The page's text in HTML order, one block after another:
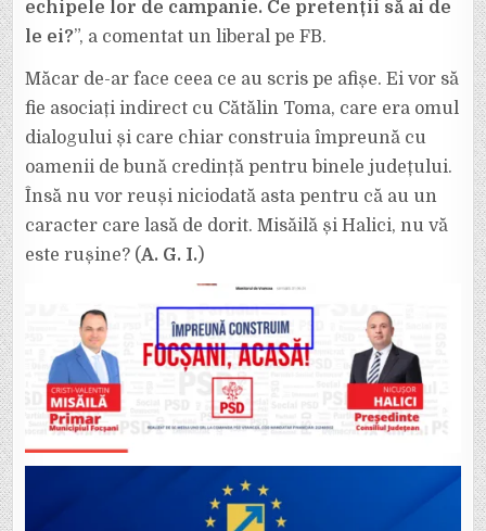
echipele lor de campanie. Ce pretenții să ai de
le ei?”, a comentat un liberal pe FB.
Măcar de-ar face ceea ce au scris pe afișe. Ei vor să
fie asociați indirect cu Cătălin Toma, care era omul
dialogului și care chiar construia împreună cu
oamenii de bună credință pentru binele județului.
Însă nu vor reuși niciodată asta pentru că au un
caracter care lasă de dorit. Misăilă și Halici, nu vă
este rușine? (A. G. I.)